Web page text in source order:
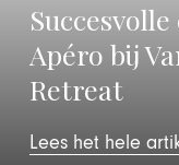
Apéro bij
Retreat
Lees het hele